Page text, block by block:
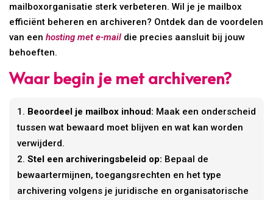
mailboxorganisatie sterk verbeteren. Wil je je mailbox
efficiënt beheren en archiveren? Ontdek dan de voordelen
van eenhosting met e-mail die precies aansluit bij jouw
behoeften.
Waar begin je met archiveren?
Beoordeel je mailbox inhoud: Maak een onderscheid
tussen wat bewaard moet blijven en wat kan worden
verwijderd.
Stel een archiveringsbeleid op: Bepaal de
bewaartermijnen, toegangsrechten en het type
archivering volgens je juridische en organisatorische